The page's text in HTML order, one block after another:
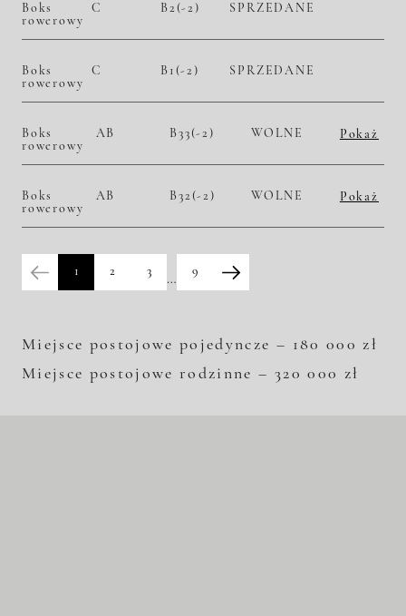
Boks
rowerowy
C B2(-2) SPRZEDANE
Boks
rowerowy
C B1(-2) SPRZEDANE
Boks
rowerowy
AB B33(-2) WOLNE
Pokaż
Boks
rowerowy
AB B32(-2) WOLNE
Pokaż
1 2 3
…
9
Miejsce postojowe pojedyncze – 180 000 zł
Miejsce postojowe rodzinne – 320 000 zł